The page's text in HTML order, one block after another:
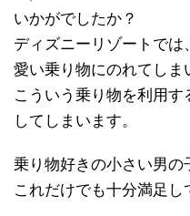
いかがでしたか？
ディズニーリゾートで
愛い乗り物にのれてしま
こういう乗り物を利用
してしまいます。
乗り物好きの小さい男の
これだけでも十分満足し